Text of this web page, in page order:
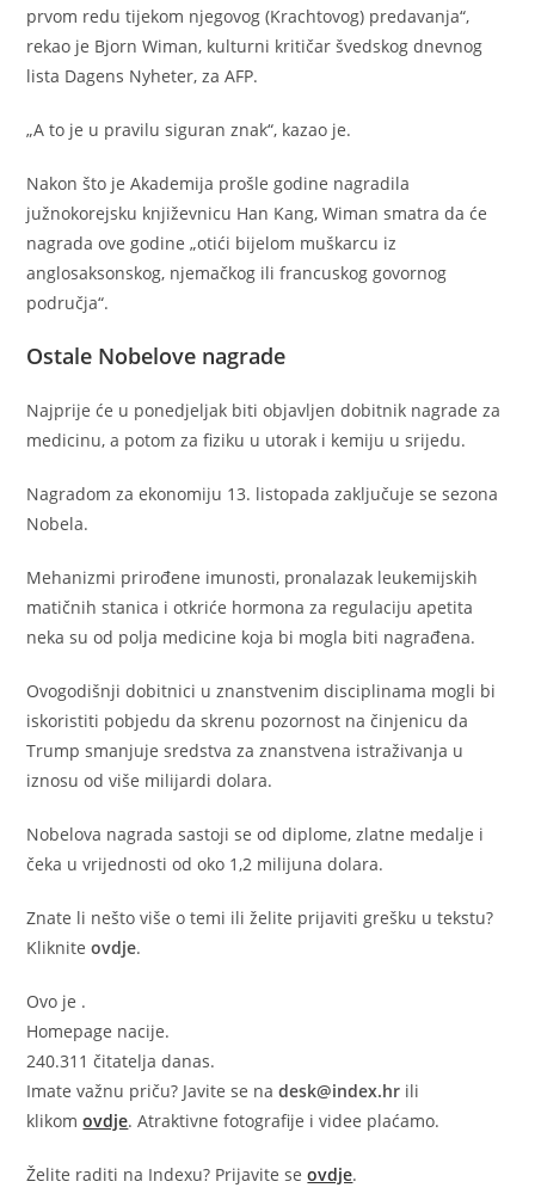
prvom redu tijekom njegovog (Krachtovog) predavanja“,
rekao je Bjorn Wiman, kulturni kritičar švedskog dnevnog
lista Dagens Nyheter, za AFP.
„A to je u pravilu siguran znak“, kazao je.
Nakon što je Akademija prošle godine nagradila
južnokorejsku književnicu Han Kang, Wiman smatra da će
nagrada ove godine „otići bijelom muškarcu iz
anglosaksonskog, njemačkog ili francuskog govornog
područja“.
Ostale Nobelove nagrade
Najprije će u ponedjeljak biti objavljen dobitnik nagrade za
medicinu, a potom za fiziku u utorak i kemiju u srijedu.
Nagradom za ekonomiju 13. listopada zaključuje se sezona
Nobela.
Mehanizmi prirođene imunosti, pronalazak leukemijskih
matičnih stanica i otkriće hormona za regulaciju apetita
neka su od polja medicine koja bi mogla biti nagrađena.
Ovogodišnji dobitnici u znanstvenim disciplinama mogli bi
iskoristiti pobjedu da skrenu pozornost na činjenicu da
Trump smanjuje sredstva za znanstvena istraživanja u
iznosu od više milijardi dolara.
Nobelova nagrada sastoji se od diplome, zlatne medalje i
čeka u vrijednosti od oko 1,2 milijuna dolara.
Znate li nešto više o temi ili želite prijaviti grešku u tekstu?
Klikniteovdje.
Ovo je .
Homepage nacije.
240.311 čitatelja danas.
Imate važnu priču? Javite se nadesk@index.hr ili
klikomovdje. Atraktivne fotografije i videe plaćamo.
Želite raditi na Indexu? Prijavite seovdje.